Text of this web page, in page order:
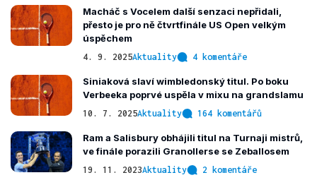
Macháč s Vocelem další senzaci nepřidali,
přesto je pro ně čtvrtfinále US Open velkým
úspěchem
4. 9. 2025Aktuality 4 komentáře
Siniaková slaví wimbledonský titul. Po boku
Verbeeka poprvé uspěla v mixu na grandslamu
10. 7. 2025Aktuality 164 komentářů
Ram a Salisbury obhájili titul na Turnaji mistrů,
ve finále porazili Granollerse se Zeballosem
19. 11. 2023Aktuality 2 komentáře